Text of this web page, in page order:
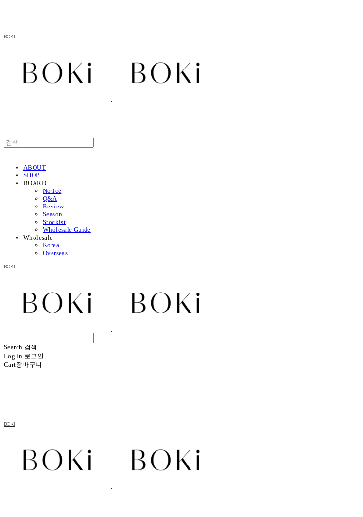
BOKI
ABOUT
SHOP
BOARD
Notice
Q&A
Review
Season
Stockist
Wholesale Guide
Wholesale
Korea
Overseas
BOKI
Search 검색
Log In 로그인
Cart장바구니
BOKI